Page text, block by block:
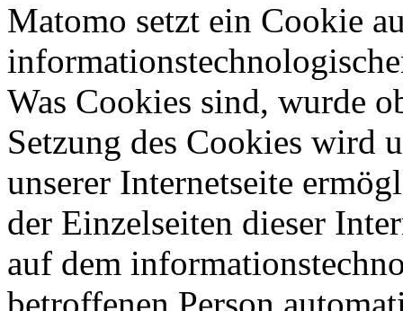
Matomo setzt ein Cookie
Was Cookies sind, wurde
Setzung des Cookies wird
unserer Internetseite
der Einzelseiten dieser
auf dem